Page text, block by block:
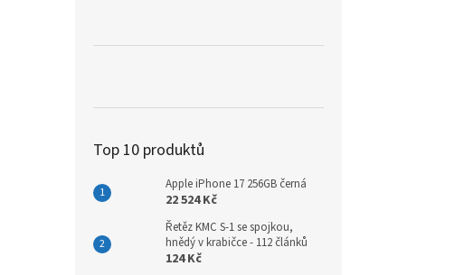
Top 10 produktů
Apple iPhone 17 256GB černá
22 524 Kč
Řetěz KMC S-1 se spojkou,
hnědý v krabičce - 112 článků
124 Kč